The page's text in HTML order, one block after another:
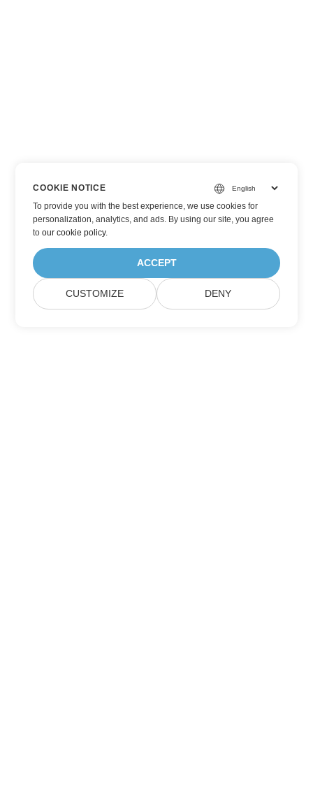
COOKIE NOTICE
To provide you with the best experience, we use cookies for
personalization, analytics, and ads. By using our site, you agree
toour cookie policy.
ACCEPT
CUSTOMIZE DENY